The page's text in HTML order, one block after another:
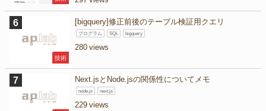
技術
[bigquery]修正前後のテーブル検証用クエリ
プログラム SQL bigquery
280
Next.jsとNode.jsの関係性についてメモ
node.js next.js
229